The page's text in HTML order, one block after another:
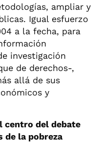
ampliar y
Igual esfuerzo
a la fecha, para
investigación
de derechos-,
allá de sus
y
centro del debate
de la pobreza